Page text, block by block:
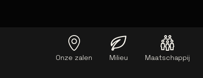
Onze zalen Milieu Maatschappij